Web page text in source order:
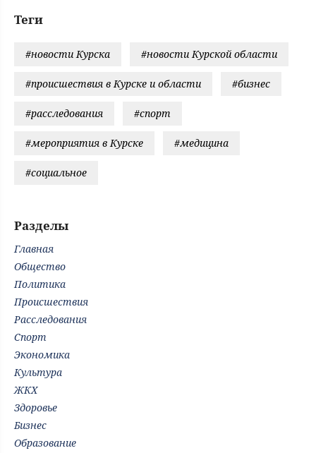
Теги
#новости Курска #новости Курской области
#происшествия в Курске и области #бизнес
#расследования #спорт
#мероприятия в Курске #медицина
#социальное
Разделы
Главная
Общество
Политика
Происшествия
Расследования
Спорт
Экономика
Культура
ЖКХ
Здоровье
Бизнес
Образование